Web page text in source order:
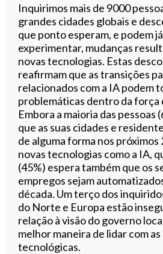
Inquirimos mais de 9000
grandes cidades globais e
que ponto esperam, e podem
experimentar, mudanças
novas tecnologias. Estas
reafirmam que as transições
relacionados com a IA podem
problemáticas dentro da força
Embora a maioria das pessoas
que as suas cidades e
de alguma forma nos próximos
novas tecnologias como a IA,
(45%) espera também que os
empregos sejam
década. Um terço dos
do Norte e Europa estão
relação à visão do governo
melhor maneira de lidar com
tecnológicas.